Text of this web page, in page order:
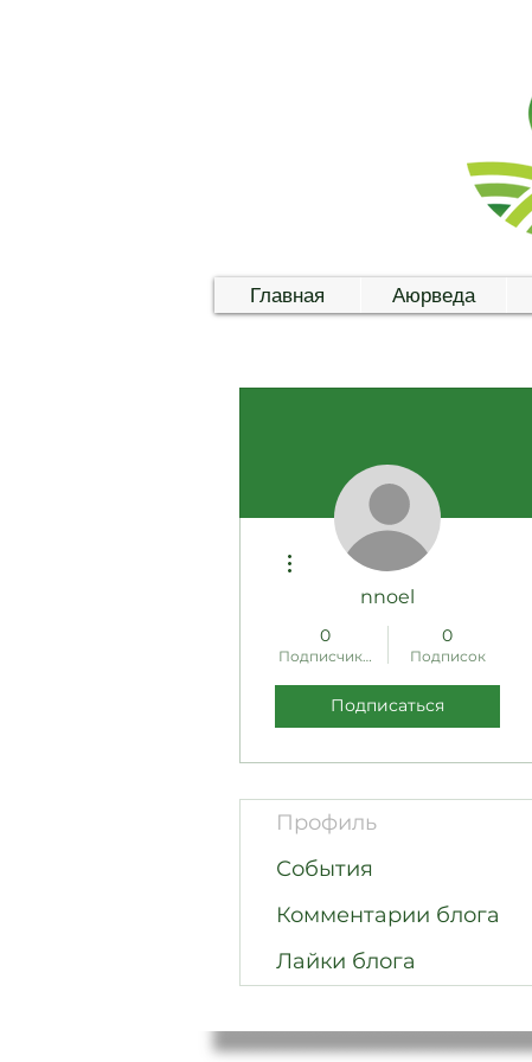
Главная Аюрведа
nnoel
0
Подписчиков
0
Подписок
Подписаться
Другие действия
Профиль
События
Комментарии блога
Лайки блога